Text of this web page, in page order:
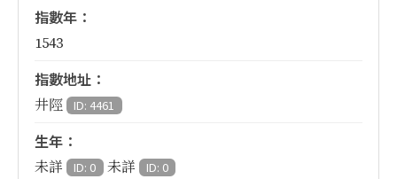
指數年：
1543
指數地址：
井陘 ID: 4461
生年：
未詳 ID: 0 未詳 ID: 0